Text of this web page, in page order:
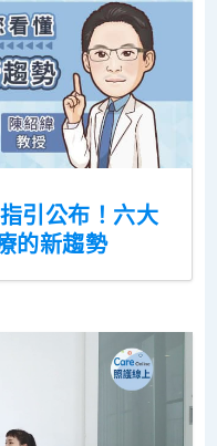
引公布！六大
的新趨勢